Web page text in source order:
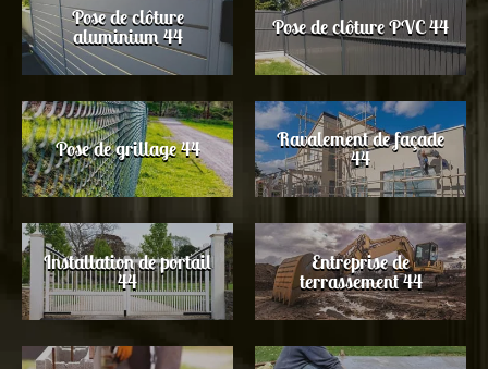
Pose de clôture
aluminium 44 Pose de clôture PVC 44
Pose de grillage 44 Ravalement de façade
44
Installation de portail
44
Entreprise de
terrassement 44